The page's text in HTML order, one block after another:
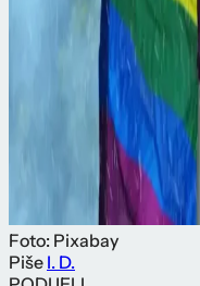
Foto: Pixabay
Piše I. D.